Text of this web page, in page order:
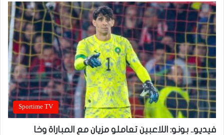
Sportime TV
فيديو.. بونو: اللاعبين تعاملو مزيان مع المباراة وخا